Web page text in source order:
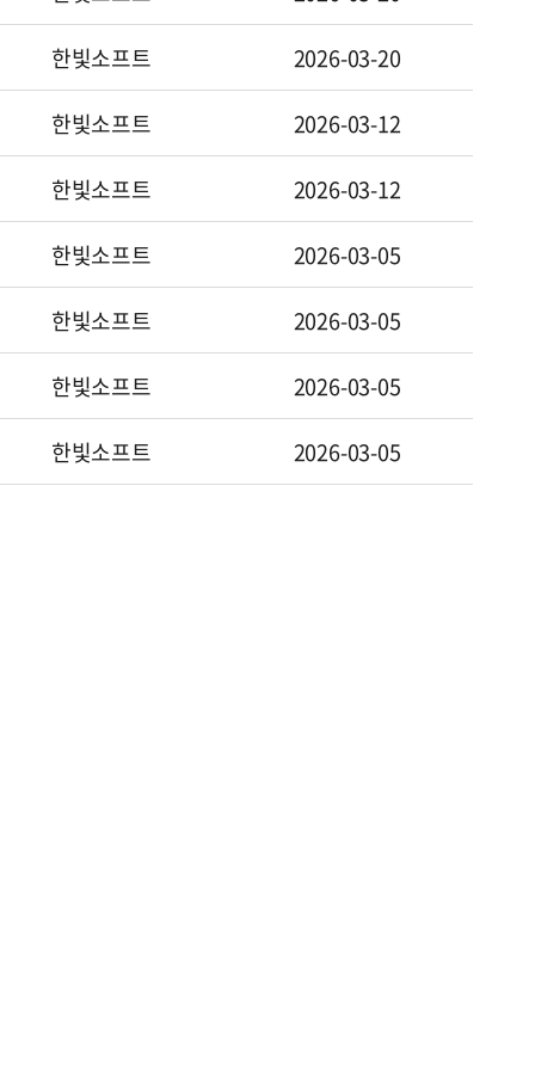
제출의무자
한빛소프트 공시배포일자
2026-03-20
제출의무자
한빛소프트 공시배포일자
2026-03-12
제출의무자
한빛소프트 공시배포일자
2026-03-12
제출의무자
한빛소프트 공시배포일자
2026-03-05
제출의무자
한빛소프트 공시배포일자
2026-03-05
제출의무자
한빛소프트 공시배포일자
2026-03-05
제출의무자
한빛소프트 공시배포일자
2026-03-05